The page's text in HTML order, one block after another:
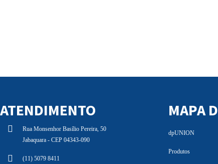
ATENDIMENTO
Rua Monsenhor Basílio Pereira, 50
Jabaquara - CEP 04343-090
(11) 5079 8411
MAPA
dpUNION
Produtos